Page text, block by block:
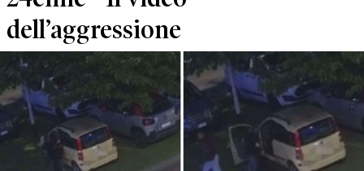
dell’aggressione